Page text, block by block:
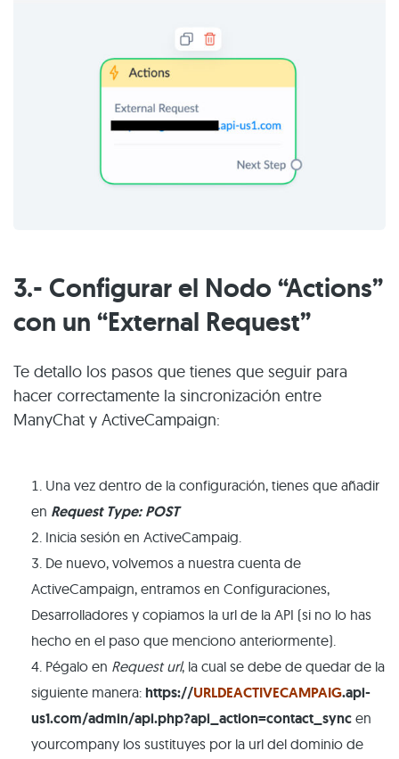
3.- Configurar el Nodo “Actions”
con un “External Request”
Te detallo los pasos que tienes que seguir para
hacer correctamente la sincronización entre
ManyChat y ActiveCampaign:
Una vez dentro de la configuración, tienes que añadir
en Request Type: POST
Inicia sesión en ActiveCampaig.
De nuevo, volvemos a nuestra cuenta de
ActiveCampaign, entramos en Configuraciones,
Desarrolladores y copiamos la url de la API (si no lo has
hecho en el paso que menciono anteriormente).
Pégalo en Request url, la cual se debe de quedar de la
siguiente manera: https://URLDEACTIVECAMPAIG.api-
us1.com/admin/api.php?api_action=contact_sync en
yourcompany los sustituyes por la url del dominio de